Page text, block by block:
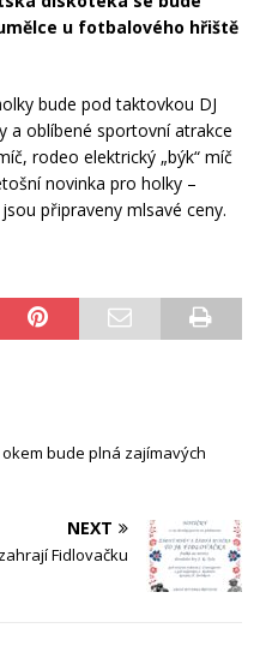
u fotbalového hřiště
bude pod taktovkou DJ
a oblíbené sportovní atrakce
rodeo elektrický „býk“ míč
novinka pro holky –
připraveny mlsavé ceny.
bude plná zajímavých
NEXT
Fidlovačku